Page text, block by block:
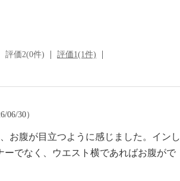
評価2(0件) 評価1(1件)
06/30）
お腹が目立つように感じました。インし
でなく、ウエスト横であればお腹がで